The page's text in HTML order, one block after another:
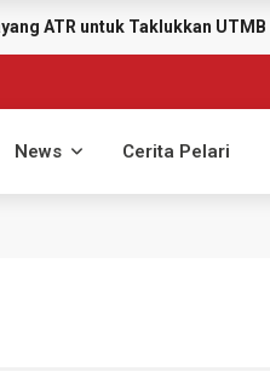
ATR untuk Taklukkan UTMB
News Cerita Pelari